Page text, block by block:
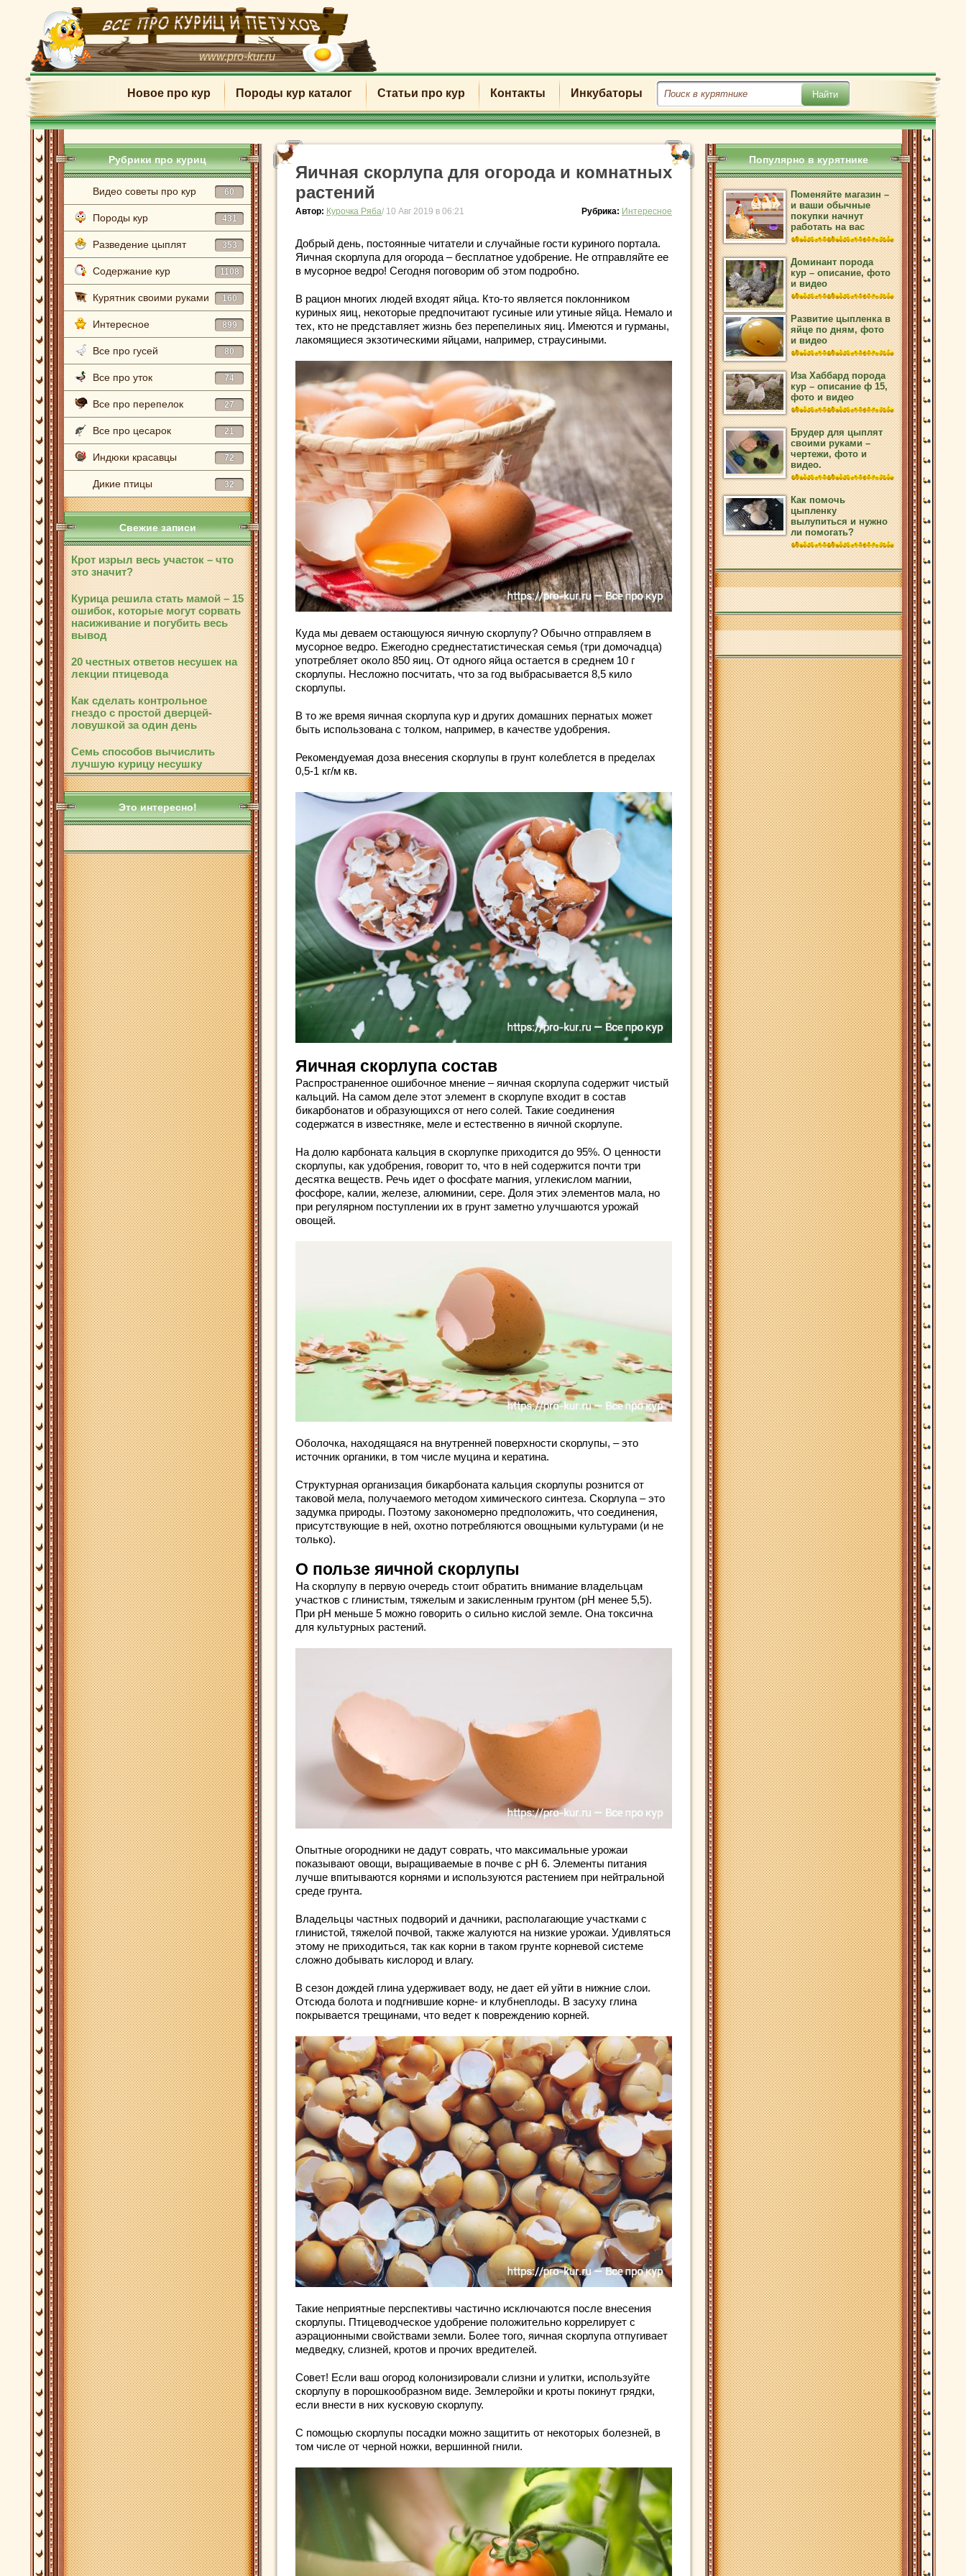
www.pro-kur.ru
Новое про кур Породы кур каталог Статьи про кур Контакты Инкубаторы
Рубрики про куриц
Видео советы про кур 60
Породы кур 431
Разведение цыплят 353
Содержание кур 1108
Курятник своими руками 160
Интересное 899
Все про гусей 80
Все про уток 74
Все про перепелок 27
Все про цесарок 21
Индюки красавцы 72
Дикие птицы 32
Свежие записи
Крот изрыл весь участок – что
это значит?
Курица решила стать мамой – 15
ошибок, которые могут сорвать
насиживание и погубить весь
вывод
20 честных ответов несушек на
лекции птицевода
Как сделать контрольное
гнездо с простой дверцей-
ловушкой за один день
Семь способов вычислить
лучшую курицу несушку
Это интересно!
Яичная скорлупа для огорода и комнатных
растений
Автор: Курочка Ряба/ 10 Авг 2019 в 06:21 Рубрика: Интересное
Добрый день, постоянные читатели и случайные гости куриного портала.
Яичная скорлупа для огорода – бесплатное удобрение. Не отправляйте ее
в мусорное ведро! Сегодня поговорим об этом подробно.
В рацион многих людей входят яйца. Кто-то является поклонником
куриных яиц, некоторые предпочитают гусиные или утиные яйца. Немало и
тех, кто не представляет жизнь без перепелиных яиц. Имеются и гурманы,
лакомящиеся экзотическими яйцами, например, страусиными.
Куда мы деваем остающуюся яичную скорлупу? Обычно отправляем в
мусорное ведро. Ежегодно среднестатистическая семья (три домочадца)
употребляет около 850 яиц. От одного яйца остается в среднем 10 г
скорлупы. Несложно посчитать, что за год выбрасывается 8,5 кило
скорлупы.
В то же время яичная скорлупа кур и других домашних пернатых может
быть использована с толком, например, в качестве удобрения.
Рекомендуемая доза внесения скорлупы в грунт колеблется в пределах
0,5-1 кг/м кв.
Яичная скорлупа состав
Распространенное ошибочное мнение – яичная скорлупа содержит чистый
кальций. На самом деле этот элемент в скорлупе входит в состав
бикарбонатов и образующихся от него солей. Такие соединения
содержатся в известняке, меле и естественно в яичной скорлупе.
На долю карбоната кальция в скорлупке приходится до 95%. О ценности
скорлупы, как удобрения, говорит то, что в ней содержится почти три
десятка веществ. Речь идет о фосфате магния, углекислом магнии,
фосфоре, калии, железе, алюминии, сере. Доля этих элементов мала, но
при регулярном поступлении их в грунт заметно улучшаются урожай
овощей.
Оболочка, находящаяся на внутренней поверхности скорлупы, – это
источник органики, в том числе муцина и кератина.
Структурная организация бикарбоната кальция скорлупы рознится от
таковой мела, получаемого методом химического синтеза. Скорлупа – это
задумка природы. Поэтому закономерно предположить, что соединения,
присутствующие в ней, охотно потребляются овощными культурами (и не
только).
О пользе яичной скорлупы
На скорлупу в первую очередь стоит обратить внимание владельцам
участков с глинистым, тяжелым и закисленным грунтом (рН менее 5,5).
При рН меньше 5 можно говорить о сильно кислой земле. Она токсична
для культурных растений.
Опытные огородники не дадут соврать, что максимальные урожаи
показывают овощи, выращиваемые в почве с pH 6. Элементы питания
лучше впитываются корнями и используются растением при нейтральной
среде грунта.
Владельцы частных подворий и дачники, располагающие участками с
глинистой, тяжелой почвой, также жалуются на низкие урожаи. Удивляться
этому не приходиться, так как корни в таком грунте корневой системе
сложно добывать кислород и влагу.
В сезон дождей глина удерживает воду, не дает ей уйти в нижние слои.
Отсюда болота и подгнившие корне- и клубнеплоды. В засуху глина
покрывается трещинами, что ведет к повреждению корней.
Такие неприятные перспективы частично исключаются после внесения
скорлупы. Птицеводческое удобрение положительно коррелирует с
аэрационными свойствами земли. Более того, яичная скорлупа отпугивает
медведку, слизней, кротов и прочих вредителей.
Совет! Если ваш огород колонизировали слизни и улитки, используйте
скорлупу в порошкообразном виде. Землеройки и кроты покинут грядки,
если внести в них кусковую скорлупу.
С помощью скорлупы посадки можно защитить от некоторых болезней, в
том числе от черной ножки, вершинной гнили.
Популярно в курятнике
Поменяйте магазин –
и ваши обычные
покупки начнут
работать на вас
Доминант порода
кур – описание, фото
и видео
Развитие цыпленка в
яйце по дням, фото
и видео
Иза Хаббард порода
кур – описание ф 15,
фото и видео
Брудер для цыплят
своими руками –
чертежи, фото и
видео.
Как помочь
цыпленку
вылупиться и нужно
ли помогать?